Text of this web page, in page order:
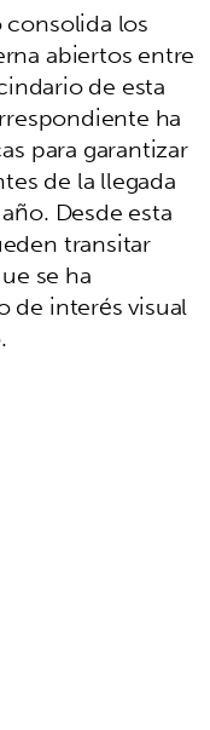
los
abiertos entre
de esta
ha
para garantizar
de la llegada
Desde esta
transitar
se ha
de interés visual